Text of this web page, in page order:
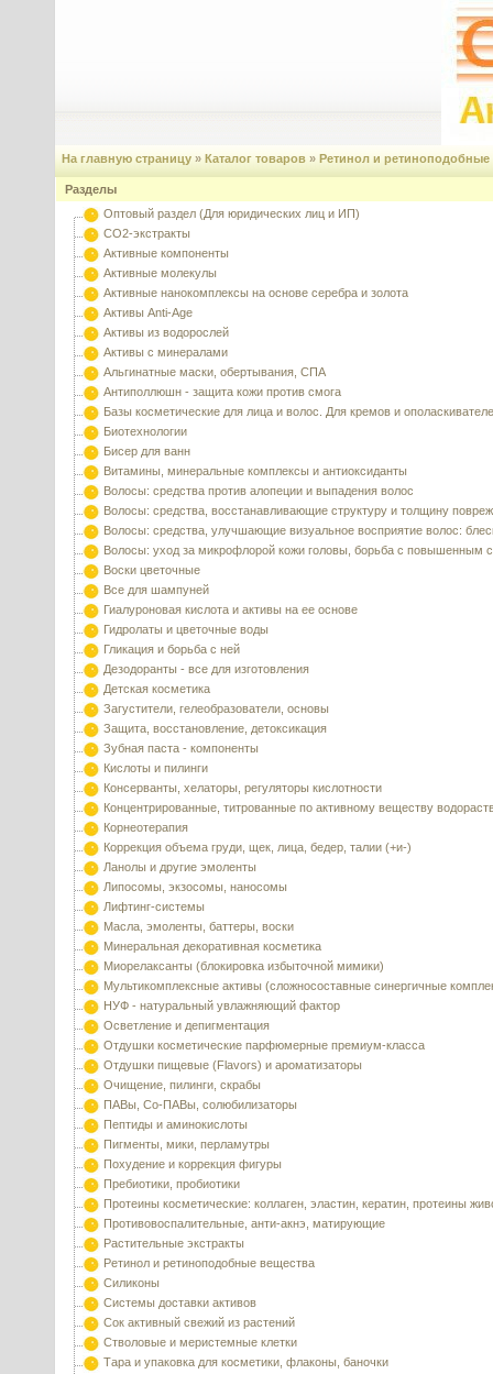
На главную страницу » Каталог товаров » Ретинол и ретиноподобные
Разделы
Оптовый раздел (Для юридических лиц и ИП)
CO2-экстракты
Активные компоненты
Активные молекулы
Активные нанокомплексы на основе серебра и золота
Активы Anti-Age
Активы из водорослей
Активы с минералами
Альгинатные маски, обертывания, СПА
Антиполлюшн - защита кожи против смога
Базы косметические для лица и волос. Для кремов и
Биотехнологии
Бисер для ванн
Витамины, минеральные комплексы и антиоксиданты
Волосы: средства против алопеции и выпадения волос
Волосы: средства, восстанавливающие структуру и толщину
Волосы: средства, улучшающие визуальное восприятие волос:
Волосы: уход за микрофлорой кожи головы, борьба с повышенным
Воски цветочные
Все для шампуней
Гиалуроновая кислота и активы на ее основе
Гидролаты и цветочные воды
Гликация и борьба с ней
Дезодоранты - все для изготовления
Детская косметика
Загустители, гелеобразователи, основы
Защита, восстановление, детоксикация
Зубная паста - компоненты
Кислоты и пилинги
Консерванты, хелаторы, регуляторы кислотности
Концентрированные, титрованные по активному веществу
Корнеотерапия
Коррекция объема груди, щек, лица, бедер, талии (+и-)
Ланолы и другие эмоленты
Липосомы, экзосомы, наносомы
Лифтинг-системы
Масла, эмоленты, баттеры, воски
Минеральная декоративная косметика
Миорелаксанты (блокировка избыточной мимики)
Мультикомплексные активы (сложносоставные синергичные
НУФ - натуральный увлажняющий фактор
Осветление и депигментация
Отдушки косметические парфюмерные премиум-класса
Отдушки пищевые (Flavors) и ароматизаторы
Очищение, пилинги, скрабы
ПАВы, Со-ПАВы, солюбилизаторы
Пептиды и аминокислоты
Пигменты, мики, перламутры
Похудение и коррекция фигуры
Пребиотики, пробиотики
Протеины косметические: коллаген, эластин, кератин, протеины
Противовоспалительные, анти-акнэ, матирующие
Растительные экстракты
Ретинол и ретиноподобные вещества
Силиконы
Системы доставки активов
Сок активный свежий из растений
Стволовые и меристемные клетки
Тара и упаковка для косметики, флаконы, баночки